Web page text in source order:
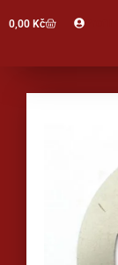
0,00 Kč